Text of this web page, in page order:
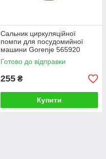
Сальник циркуляційної
помпи для посудомийної
машини Gorenje 565920
Готово до відправки
255 ₴
Купити